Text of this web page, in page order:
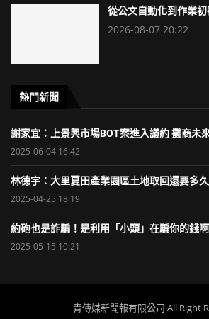
從公文自動化到作業
2026-08-07 20:22
熱門新聞
謝家宜：上景興市場BOT案進入議約 攤商未
2025-06-04 16:42
林德宇：大里夏田產業園區土地取回還要多久
2025-04-25 18:19
約砲也是詐騙！是利用「小頭」在騙你的錢啊
2025-05-15 10:21
青傳媒新聞報有限公司 All Right